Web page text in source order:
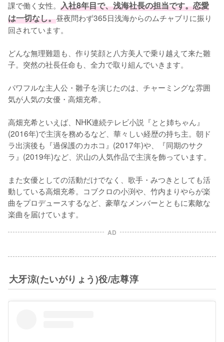
課で働く女性。 入社8年目で、浅海社長の担当です。恋愛
は一切なし。昼夜問わず365日浅海からのムチャブリに振り
回されています。
どんな無理難題も、作り笑顔と八方美人で乗り越えて来た雛
子。突然の社長任命も、全力で取り組んでいきます。
パワフルな主人公・雛子を演じたのは、チャーミングな雰囲
気が人気の女優・高畑充希。
高畑充希といえば、NHK連続テレビ小説『とと姉ちゃん』
(2016年)で主演を務めるなど、華々しい経歴の持ち主。朝ド
ラ出演後も『過保護のカホコ』(2017年)や、『同期のサク
ラ』(2019年)など、沢山の人気作品で主演を飾っています。
また女優としての活動だけでなく、歌手・みつきとしても活
動している高畑充希。コブクロの小渕や、竹内まりやらが楽
曲をプロデュースするなど、豪華なメンバーとともに素敵な
楽曲を届けています。
AD
大牙涼(たいがりょう)役/志尊淳